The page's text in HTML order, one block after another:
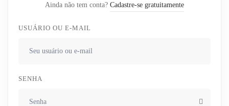
Ainda não tem conta? Cadastre-se gratuitamente
USUÁRIO OU E-MAIL
SENHA